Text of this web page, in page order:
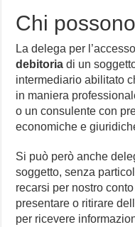
Chi
La delega per
debitoria di un
intermediario abilitato
in maniera
o un consulente con
economiche e
Si può però anche
soggetto, senza
recarsi per nostro
presentare o ritirare
per ricevere